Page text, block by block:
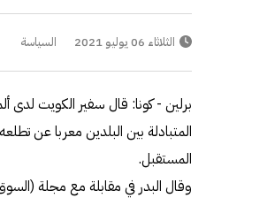
الثلاثاء 06 يوليو 2021 السياسة
برلين - كونا: قال سفير الكويت لدى
المتبادلة بين البلدين معربا عن
المستقبل.
وقال البدر في مقابلة مع مجلة